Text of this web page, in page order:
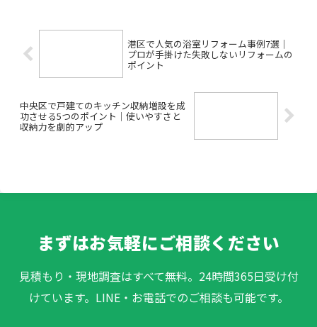
港区で人気の浴室リフォーム事例7選｜
プロが手掛けた失敗しないリフォームの
ポイント
中央区で戸建てのキッチン収納増設を成
功させる5つのポイント｜使いやすさと
収納力を劇的アップ
まずはお気軽にご相談ください
見積もり・現地調査はすべて無料。24時間365日受け付
けています。LINE・お電話でのご相談も可能です。